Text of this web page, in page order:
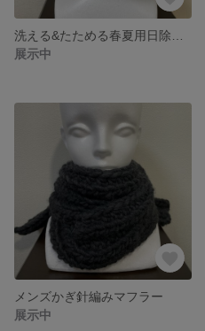
展示中
メンズかぎ針編みマフラー
展示中